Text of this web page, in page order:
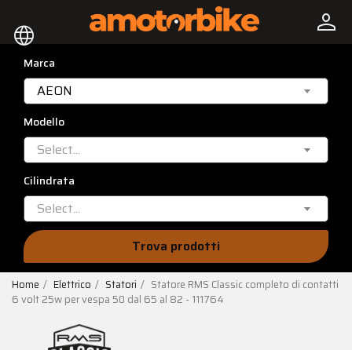
language person
Marca
AEON
Modello
Select...
Cilindrata
Select...
Trova prodotti
Home Elettrico Statori
Statore RMS Classic completo di contatti
6 volt 25w per vespa 50 dal 65 al 82 - 111764